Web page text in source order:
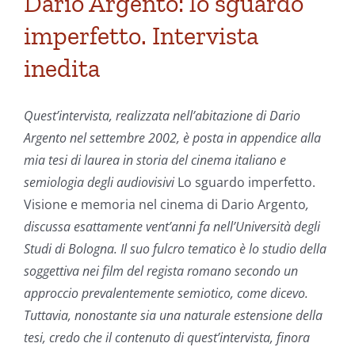
imperfetto. Intervista
inedita
Quest’intervista, realizzata nell’abitazione di Dario
Argento nel settembre 2002, è posta in appendice alla
mia tesi di laurea in storia del cinema italiano e
semiologia degli audiovisivi Lo sguardo imperfetto.
Visione e memoria nel cinema di Dario Argento,
discussa esattamente vent’anni fa nell’Università degli
Studi di Bologna. Il suo fulcro tematico è lo studio della
soggettiva nei film del regista romano secondo un
approccio prevalentemente semiotico, come dicevo.
Tuttavia, nonostante sia una naturale estensione della
tesi, credo che il contenuto di quest’intervista, finora